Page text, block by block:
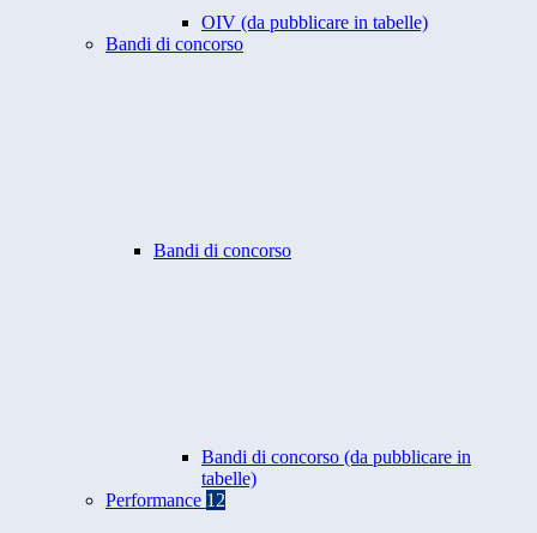
OIV (da pubblicare in tabelle)
Bandi di concorso
Bandi di concorso
Bandi di concorso (da pubblicare in
tabelle)
Performance 12